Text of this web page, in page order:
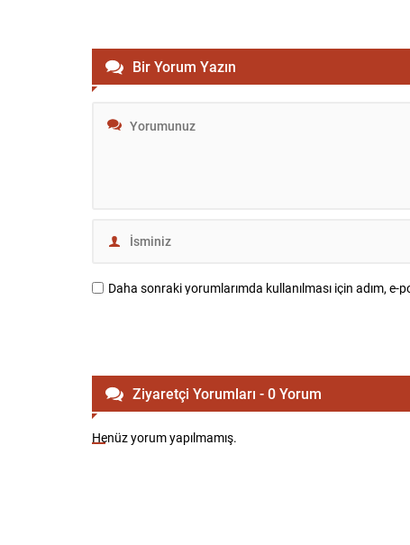
Bir Yorum Yazın
Daha sonraki yorumlarımda kullanılması için adım,
Ziyaretçi Yorumları - 0 Yorum
Henüz yorum yapılmamış.